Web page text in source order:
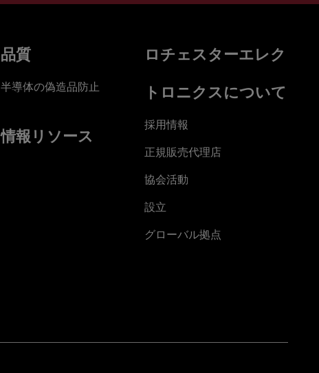
品質
半導体の偽造品防止
情報リソース
ロチェスターエレク
トロニクスについて
採用情報
正規販売代理店
協会活動
設立
グローバル拠点